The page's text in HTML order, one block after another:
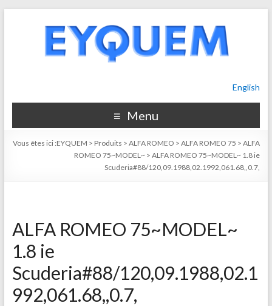
English
Menu
Vous êtes ici :EYQUEM > Produits >ALFA ROMEO >ALFA ROMEO 75 >ALFA
ROMEO 75~MODEL~ >ALFA ROMEO 75~MODEL~ 1.8 ie
Scuderia#88/120,09.1988,02.1992,061.68,,0.7,
ALFA ROMEO 75~MODEL~
1.8 ie
Scuderia#88/120,09.1988,02.1
992,061.68,,0.7,